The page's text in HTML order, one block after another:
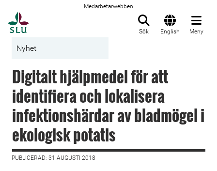
Medarbetarwebben
Sök English Meny
Nyhet
Digitalt hjälpmedel för att
identifiera och lokalisera
infektionshärdar av bladmögel i
ekologisk potatis
PUBLICERAD: 31 AUGUSTI 2018